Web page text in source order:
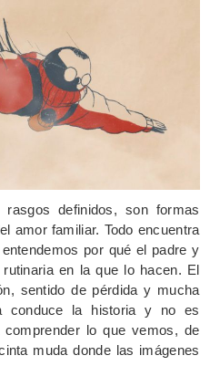
definidos, son formas
amor familiar. Todo encuentra
por qué el padre y
en la que lo hacen. El
sentido de pérdida y mucha
conduce la historia y no es
lo que vemos, de
muda donde las imágenes